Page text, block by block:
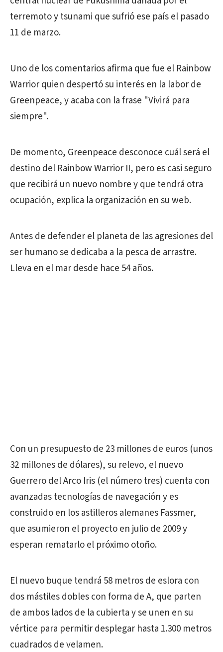
terremoto y tsunami que sufrió ese país el pasado
11 de marzo.
Uno de los comentarios afirma que fue el Rainbow
Warrior quien despertó su interés en la labor de
Greenpeace, y acaba con la frase "Vivirá para
siempre".
De momento, Greenpeace desconoce cuál será el
destino del Rainbow Warrior II, pero es casi seguro
que recibirá un nuevo nombre y que tendrá otra
ocupación, explica la organización en su web.
Antes de defender el planeta de las agresiones del
ser humano se dedicaba a la pesca de arrastre.
Lleva en el mar desde hace 54 años.
Con un presupuesto de 23 millones de euros (unos
32 millones de dólares), su relevo, el nuevo
Guerrero del Arco Iris (el número tres) cuenta con
avanzadas tecnologías de navegación y es
construido en los astilleros alemanes Fassmer,
que asumieron el proyecto en julio de 2009 y
esperan rematarlo el próximo otoño.
El nuevo buque tendrá 58 metros de eslora con
dos mástiles dobles con forma de A, que parten
de ambos lados de la cubierta y se unen en su
vértice para permitir desplegar hasta 1.300 metros
cuadrados de velamen.